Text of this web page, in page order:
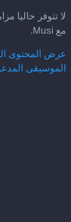
مع Musi.
عرض المحتوى
الموسيقى